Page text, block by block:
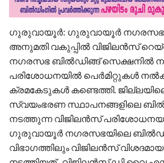
ഗുരുവായൂര്‍: ഗുരുവായൂര്‍
അനുമതി വകുപ്പിൽ വിജിലൻസ്
നഗരസഭ ബില്‍ഡിങ്ങ് സെക്ഷനില്‍
പരിശോധനയില്‍ പെര്‍മിറ്റുകള്‍
ക്രമകേടുകള്‍ കണ്ടെത്തി. ജില്ലയിലെ
സ്വയംഭരണ സ്ഥാപനങ്ങളിലെ
നടത്തുന്ന വിജിലന്‍സ്
ഗുരുവായൂര്‍ നഗരസഭയിലെ
വിഭാഗത്തിലും വിജിലന്‍സ്